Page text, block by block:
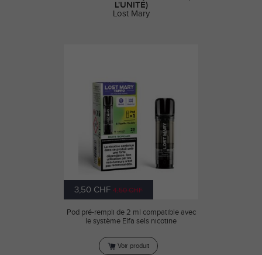
L'UNITÉ)
Lost Mary
3,50 CHF 4,50 CHF
Pod pré-rempli de 2 ml compatible avec
le système Elfa sels nicotine
Voir produit